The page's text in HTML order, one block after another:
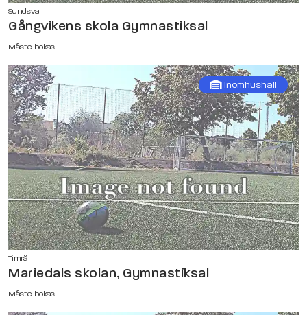
Sundsvall
Gångvikens skola Gymnastiksal
Måste bokas
Inomhushall
Timrå
Mariedals skolan, Gymnastiksal
Måste bokas